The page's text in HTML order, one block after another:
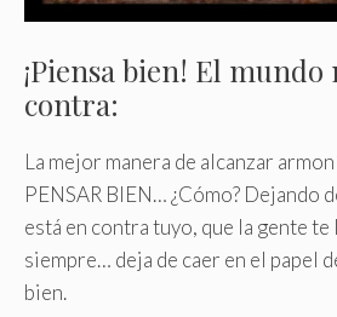
¡Piensa bien! El mundo
contra:
La mejor manera de alcanzar
PENSAR BIEN… ¿Cómo? Dejando
está en contra tuyo, que la gente
siempre… deja de caer en el papel
bien.